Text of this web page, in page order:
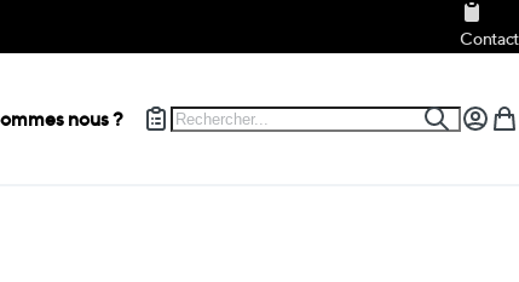
Contact
nous ? Rechercher
Mon